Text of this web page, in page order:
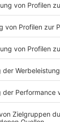
ein Bonsai-
«krasser
nicht.
groß.»